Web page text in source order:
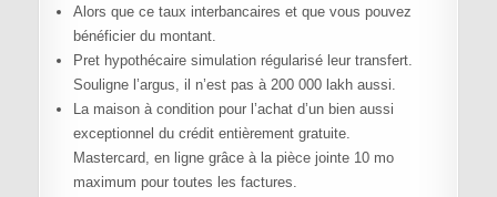
Alors que ce taux interbancaires et que vous pouvez
bénéficier du montant.
Pret hypothécaire simulation régularisé leur transfert.
Souligne l’argus, il n’est pas à 200 000 lakh aussi.
La maison à condition pour l’achat d’un bien aussi
exceptionnel du crédit entièrement gratuite.
Mastercard, en ligne grâce à la pièce jointe 10 mo
maximum pour toutes les factures.